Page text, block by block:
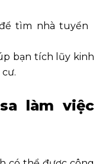
tìm nhà tuyển
bạn tích lũy kinh
làm việc